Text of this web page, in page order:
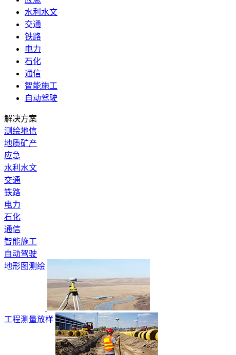
水利水文
交通
铁路
电力
石化
通信
智能施工
自动驾驶
解决方案
测绘地信
地质矿产
应急
水利水文
交通
铁路
电力
石化
通信
智能施工
自动驾驶
地形图测绘
工程测量放样